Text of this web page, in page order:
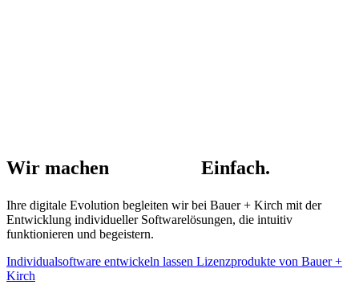
Wir machen Einfach.
Ihre digitale Evolution begleiten wir bei Bauer + Kirch mit der
Entwicklung individueller Softwarelösungen, die intuitiv
funktionieren und begeistern.
Individualsoftware entwickeln lassen Lizenzprodukte von Bauer +
Kirch